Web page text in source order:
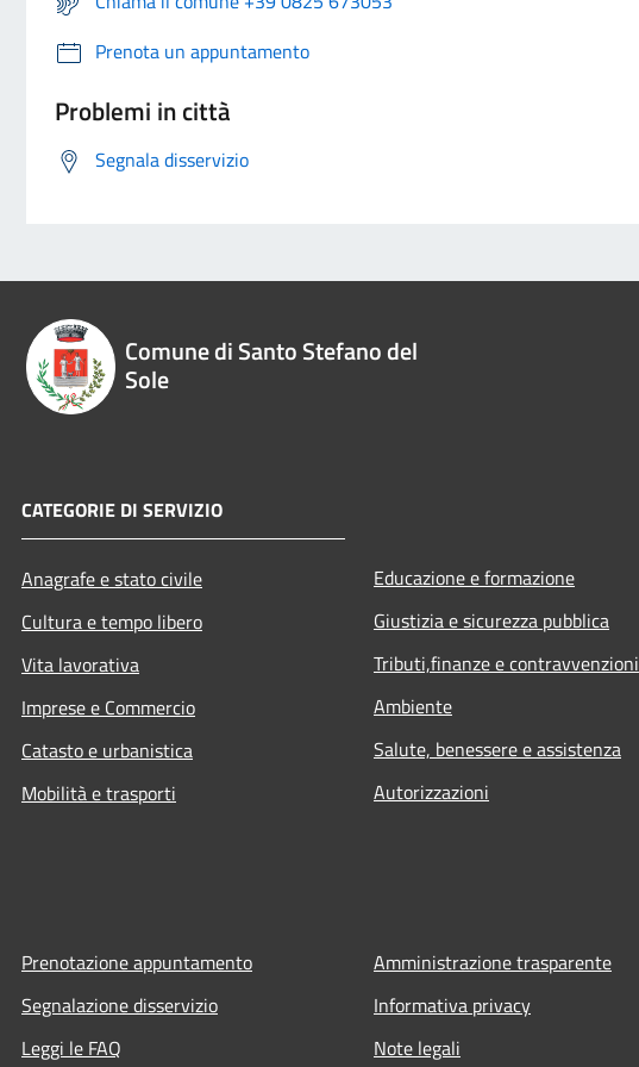
Prenota un appuntamento
Problemi in città
Segnala disservizio
Comune di Santo Stefano del
Sole
CATEGORIE DI SERVIZIO
Anagrafe e stato civile
Cultura e tempo libero
Vita lavorativa
Imprese e Commercio
Catasto e urbanistica
Mobilità e trasporti
Educazione e formazione
Giustizia e sicurezza pubblica
Tributi,finanze e contravvenzioni
Ambiente
Salute, benessere e assistenza
Autorizzazioni
Prenotazione appuntamento
Segnalazione disservizio
Leggi le FAQ
Amministrazione trasparente
Informativa privacy
Note legali